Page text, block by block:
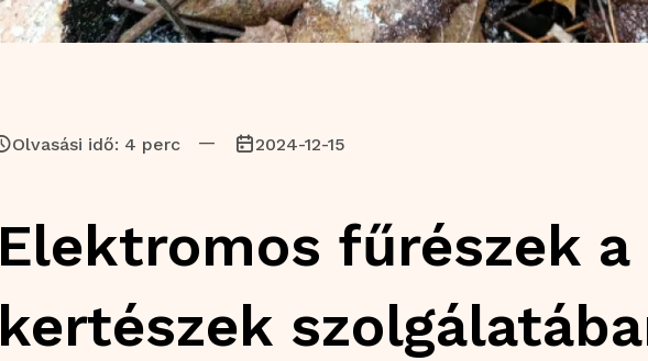
Olvasási idő: 4 perc — 2024-12-15
Elektromos fűrészek a
kertészek